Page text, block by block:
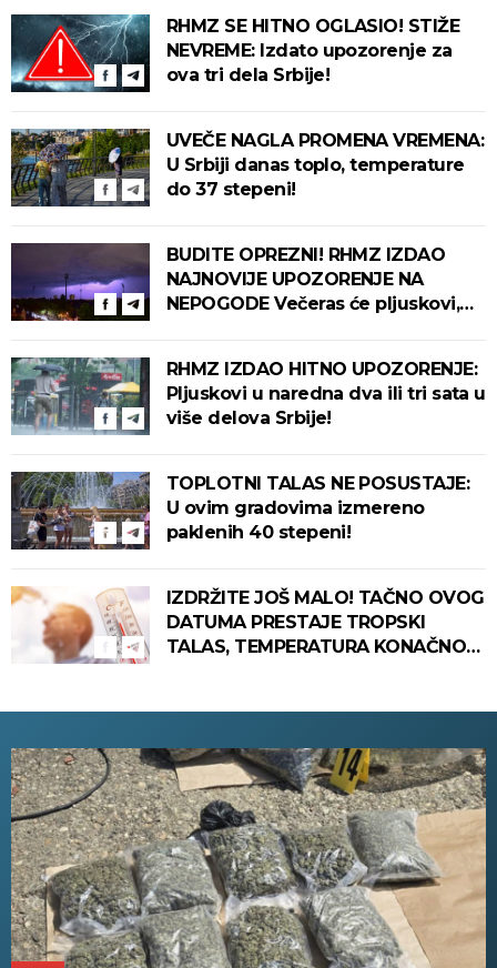
RHMZ SE HITNO OGLASIO! STIŽE
NEVREME: Izdato upozorenje za
ova tri dela Srbije!
UVEČE NAGLA PROMENA VREMENA:
U Srbiji danas toplo, temperature
do 37 stepeni!
BUDITE OPREZNI! RHMZ IZDAO
NAJNOVIJE UPOZORENJE NA
NEPOGODE Večeras će pljuskovi,
RHMZ IZDAO HITNO UPOZORENJE:
Pljuskovi u naredna dva ili tri sata u
više delova Srbije!
TOPLOTNI TALAS NE POSUSTAJE:
U ovim gradovima izmereno
paklenih 40 stepeni!
IZDRŽITE JOŠ MALO! TAČNO OVOG
DATUMA PRESTAJE TROPSKI
TALAS, TEMPERATURA KONAČNO